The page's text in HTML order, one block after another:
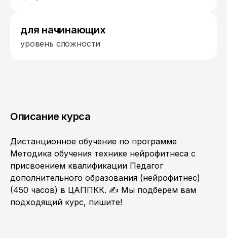
для начинающих
уровень сложности
Описание курса
Дистанционное обучение по программе
Методика обучения технике нейрофитнеса с
присвоением квалификации Педагог
дополнительного образования (нейрофитнес)
(450 часов) в ЦАППКК. ✍ Мы подберем вам
подходящий курс, пишите!